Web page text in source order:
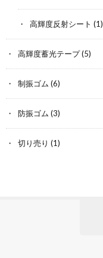
高輝度反射シート (1)
高輝度蓄光テープ(5)
制振ゴム (6)
防振ゴム (3)
切り売り (1)